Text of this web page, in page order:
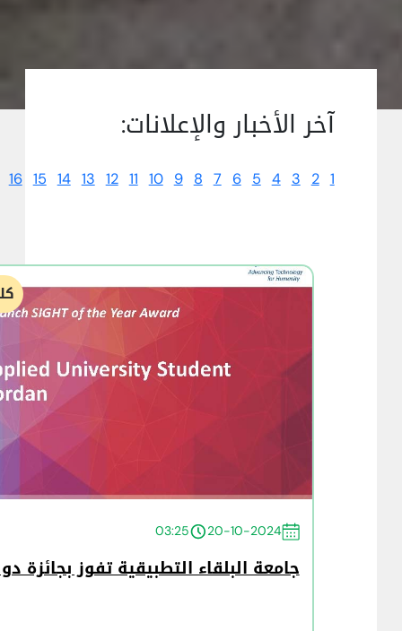
آخر الأخبار والإعلانات:
1
2
3
4
5
6
7
8
9
10
11
12
13
14
15
16
20-10-2024
03:25
جامعة البلقاء التطبيقية تفوز